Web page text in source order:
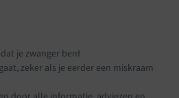
je zwanger bent
zeker als je eerder een miskraam